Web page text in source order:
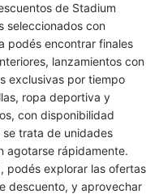
de Stadium
seleccionados con
podés encontrar finales
lanzamientos con
exclusivas por tiempo
ropa deportiva y
con disponibilidad
trata de unidades
agotarse rápidamente.
podés explorar las ofertas
descuento, y aprovechar